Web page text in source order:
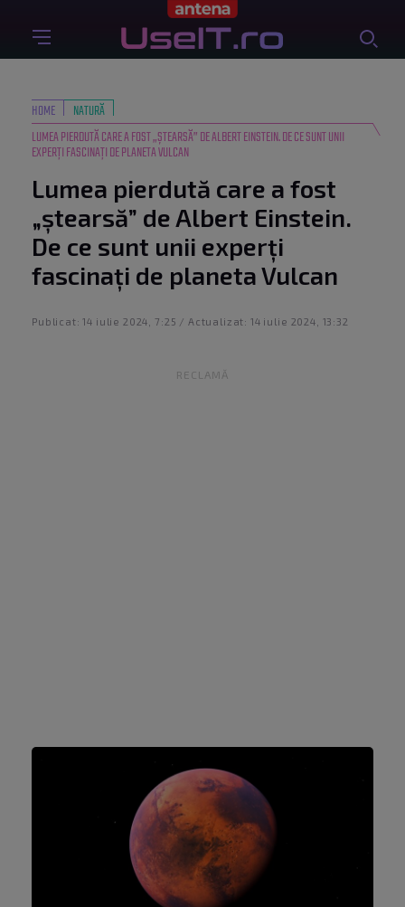
HOME
NATURĂ
LUMEA PIERDUTĂ CARE A FOST „ȘTEARSĂ” DE ALBERT EINSTEIN. DE CE SUNT UNII
EXPERȚI FASCINAȚI DE PLANETA VULCAN
Lumea pierdută care a fost
„ștearsă” de Albert Einstein.
De ce sunt unii experți
fascinați de planeta Vulcan
Publicat: 14 iulie 2024, 7:25 / Actualizat: 14 iulie 2024, 13:32
RECLAMĂ